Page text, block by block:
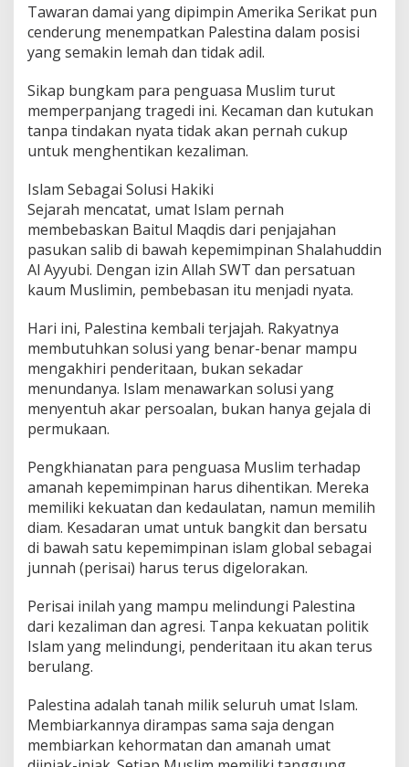
Tawaran damai yang dipimpin Amerika Serikat pun
cenderung menempatkan Palestina dalam posisi
yang semakin lemah dan tidak adil.
Sikap bungkam para penguasa Muslim turut
memperpanjang tragedi ini. Kecaman dan kutukan
tanpa tindakan nyata tidak akan pernah cukup
untuk menghentikan kezaliman.
Islam Sebagai Solusi Hakiki
Sejarah mencatat, umat Islam pernah
membebaskan Baitul Maqdis dari penjajahan
pasukan salib di bawah kepemimpinan Shalahuddin
Al Ayyubi. Dengan izin Allah SWT dan persatuan
kaum Muslimin, pembebasan itu menjadi nyata.
Hari ini, Palestina kembali terjajah. Rakyatnya
membutuhkan solusi yang benar-benar mampu
mengakhiri penderitaan, bukan sekadar
menundanya. Islam menawarkan solusi yang
menyentuh akar persoalan, bukan hanya gejala di
permukaan.
Pengkhianatan para penguasa Muslim terhadap
amanah kepemimpinan harus dihentikan. Mereka
memiliki kekuatan dan kedaulatan, namun memilih
diam. Kesadaran umat untuk bangkit dan bersatu
di bawah satu kepemimpinan islam global sebagai
junnah (perisai) harus terus digelorakan.
Perisai inilah yang mampu melindungi Palestina
dari kezaliman dan agresi. Tanpa kekuatan politik
Islam yang melindungi, penderitaan itu akan terus
berulang.
Palestina adalah tanah milik seluruh umat Islam.
Membiarkannya dirampas sama saja dengan
membiarkan kehormatan dan amanah umat